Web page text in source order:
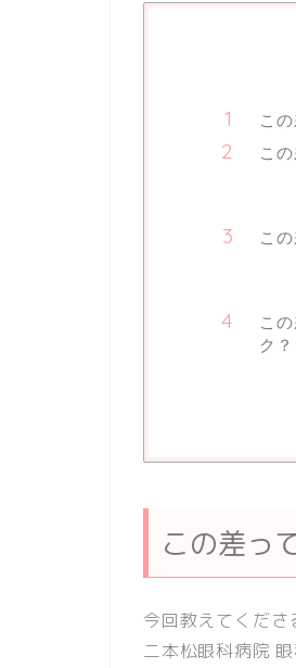
こ
こ
こ
こ
ク
この差っ
今回教えてくださ
二本松眼科病院